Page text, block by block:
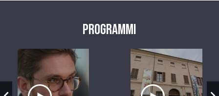
Programmi
Ascolta il servizio Ascolta il